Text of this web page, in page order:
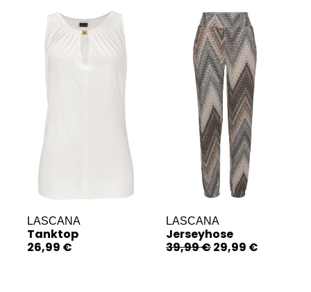
LASCANA
Tanktop
26,99 €
LASCANA
Jerseyhose
39,99 €29,99 €